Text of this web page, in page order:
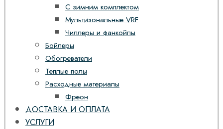
С зимним комплектом
Мультизональные VRF
Чиллеры и фанкойлы
Бойлеры
Обогреватели
Теплые полы
Расходные материалы
Фреон
ДОСТАВКА И ОПЛАТА
УСЛУГИ